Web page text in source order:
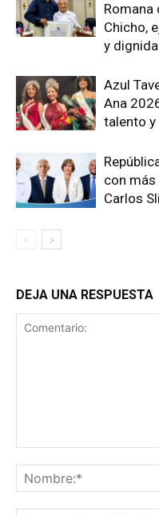
Romana
Chicho,
y
Azul
Ana
talento
con
Carlos
DEJA UNA RESPUESTA